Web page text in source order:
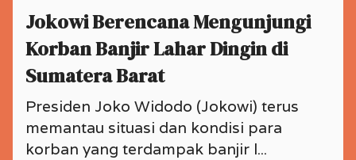
Jokowi Berencana Mengunjungi
Korban Banjir Lahar Dingin di
Sumatera Barat
Presiden Joko Widodo (Jokowi) terus
memantau situasi dan kondisi para
korban yang terdampak banjir l...